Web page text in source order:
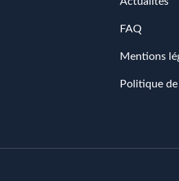
FAQ
Mentions
Politique